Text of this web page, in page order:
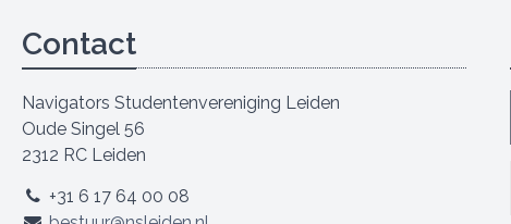
Contact
Navigators Studentenvereniging Leiden
Oude Singel 56
2312 RC Leiden
+31 6 17 64 00 08